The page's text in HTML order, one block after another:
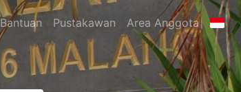
Bantuan Pustakawan Area Anggota